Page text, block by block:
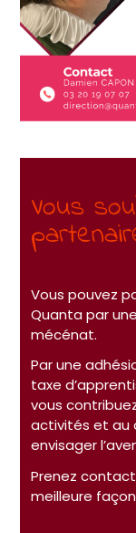
Vous
Vous pouvez
Quanta par
mécénat.
Par une
taxe
vous
activités et au
envisager
Prenez
meilleure